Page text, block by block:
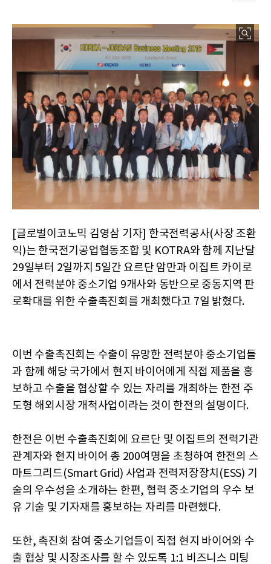
[글로벌이코노믹 김영삼 기자] 한국전력공사(사장 조환
익)는 한국전기공업협동조합 및 KOTRA와 함께 지난달
29일부터 2일까지 5일간 요르단 암만과 이집트 카이로
에서 전력분야 중소기업 9개사와 동반으로 중동지역 판
로확대를 위한 수출촉진회를 개최했다고 7일 밝혔다.
이번 수출촉진회는 수출이 유망한 전력분야 중소기업들
과 함께 해당 국가에서 현지 바이어에게 직접 제품을 홍
보하고 수출을 협상할 수 있는 자리를 개최하는 한전 주
도형 해외시장 개척사업이라는 것이 한전의 설명이다.
한전은 이번 수출촉진회에 요르단 및 이집트의 전력기관
관계자와 현지 바이어 총 200여명을 초청하여 한전의 스
마트그리드(Smart Grid) 사업과 전력저장장치(ESS) 기
술의 우수성을 소개하는 한편, 협력 중소기업의 우수 보
유 기술 및 기자재를 홍보하는 자리를 마련했다.
또한, 촉진회 참여 중소기업들이 직접 현지 바이어와 수
출 협상 및 시장조사를 할 수 있도록 1:1 비즈니스 미팅